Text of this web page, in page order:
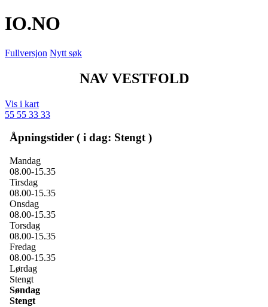
IO.NO
Fullversjon Nytt søk
NAV VESTFOLD
Vis i kart
55 55 33 33
Åpningstider ( i dag: Stengt )
Mandag
08.00-15.35
Tirsdag
08.00-15.35
Onsdag
08.00-15.35
Torsdag
08.00-15.35
Fredag
08.00-15.35
Lørdag
Stengt
Søndag
Stengt